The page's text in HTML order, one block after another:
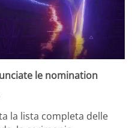
le nomination
la lista completa delle